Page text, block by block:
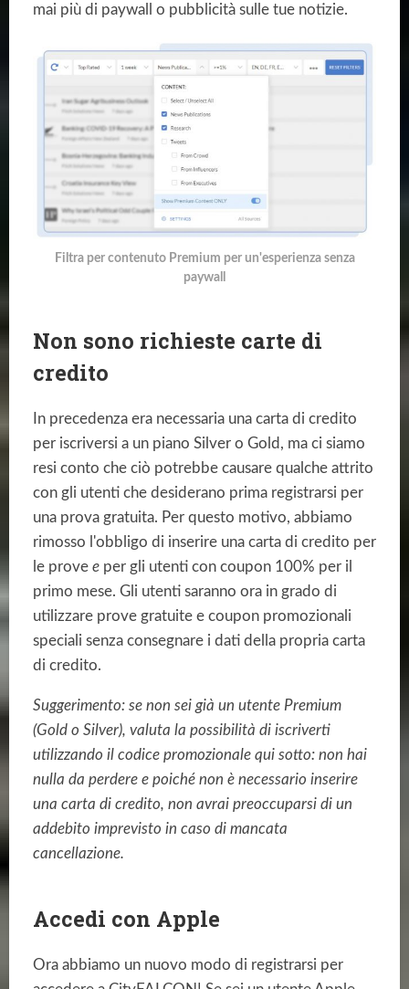
mai più di paywall o pubblicità sulle tue notizie.
Filtra per contenuto Premium per un'esperienza senza
paywall
Non sono richieste carte di
credito
In precedenza era necessaria una carta di credito
per iscriversi a un piano Silver o Gold, ma ci siamo
resi conto che ciò potrebbe causare qualche attrito
con gli utenti che desiderano prima registrarsi per
una prova gratuita. Per questo motivo, abbiamo
rimosso l'obbligo di inserire una carta di credito per
le prove eper gli utenti con coupon 100% per il
primo mese. Gli utenti saranno ora in grado di
utilizzare prove gratuite e coupon promozionali
speciali senza consegnare i dati della propria carta
di credito.
Suggerimento: se non sei già un utente Premium
(Gold o Silver), valuta la possibilità di iscriverti
utilizzando il codice promozionale qui sotto: non hai
nulla da perdere e poiché non è necessario inserire
una carta di credito, non avrai preoccuparsi di un
addebito imprevisto in caso di mancata
cancellazione.
Accedi con Apple
Ora abbiamo un nuovo modo di registrarsi per